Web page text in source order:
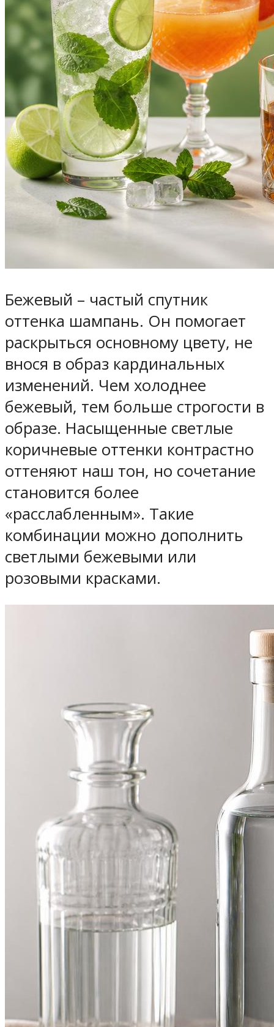
Бежевый – частый спутник
оттенка шампань. Он помогает
раскрыться основному цвету, не
внося в образ кардинальных
изменений. Чем холоднее
бежевый, тем больше строгости в
образе. Насыщенные светлые
коричневые оттенки контрастно
оттеняют наш тон, но сочетание
становится более
«расслабленным». Такие
комбинации можно дополнить
светлыми бежевыми или
розовыми красками.